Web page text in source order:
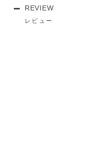
REVIEW
レビュー